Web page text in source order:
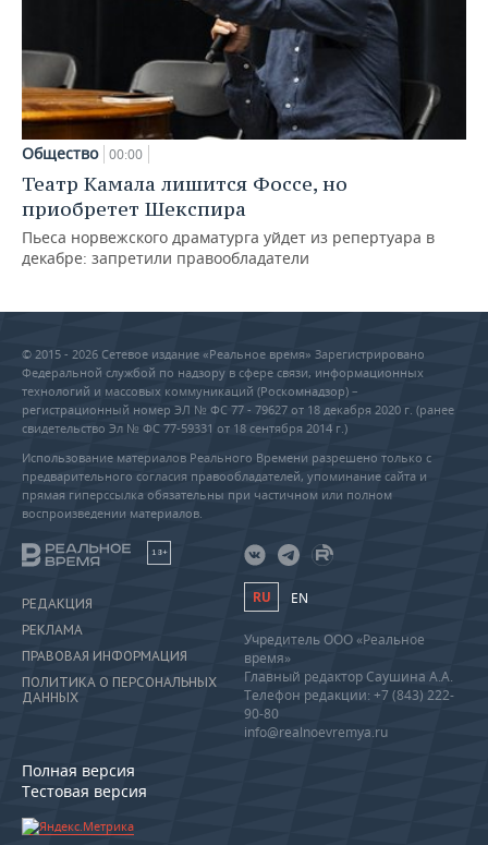
Общество 00:00
Театр Камала лишится Фоссе, но
приобретет Шекспира
Пьеса норвежского драматурга уйдет из репертуара в
декабре: запретили правообладатели
© 2015 - 2026 Сетевое издание «Реальное время» Зарегистрировано
Федеральной службой по надзору в сфере связи, информационных
технологий и массовых коммуникаций (Роскомнадзор) –
регистрационный номер ЭЛ № ФС 77 - 79627 от 18 декабря 2020 г. (ранее
свидетельство Эл № ФС 77-59331 от 18 сентября 2014 г.)
Использование материалов Реального Времени разрешено только с
предварительного согласия правообладателей, упоминание сайта и
прямая гиперссылка обязательны при частичном или полном
воспроизведении материалов.
18+
РЕДАКЦИЯ
РЕКЛАМА
ПРАВОВАЯ ИНФОРМАЦИЯ
ПОЛИТИКА О ПЕРСОНАЛЬНЫХ
ДАННЫХ
Полная версия
Тестовая версия
RU EN
Учредитель ООО «Реальное
время»
Главный редактор Саушина А.А.
Телефон редакции: +7 (843) 222-
90-80
info@realnoevremya.ru